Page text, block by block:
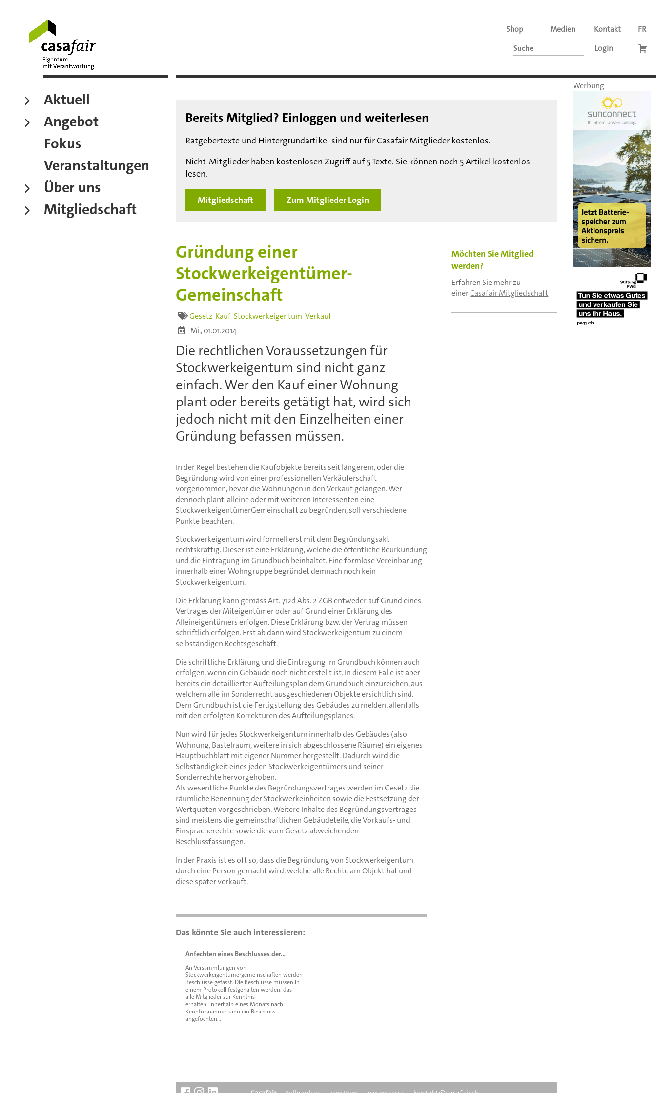
Aktuell
Angebot
Fokus
Veranstaltungen
Über uns
Mitgliedschaft
Shop Medien Kontakt
FR
Login
Bereits Mitglied? Einloggen und weiterlesen
Ratgebertexte und Hintergrundartikel sind nur für Casafair Mitglieder kostenlos.
Nicht-Mitglieder haben kostenlosen Zugriff auf 5 Texte. Sie können noch 5 Artikel kostenlos
lesen.
Mitgliedschaft Zum Mitglieder Login
Gründung einer
Stockwerkeigentümer-
Gemeinschaft
Gesetz Kauf Stockwerkeigentum Verkauf
Mi., 01.01.2014
Die rechtlichen Voraussetzungen für
Stockwerkeigentum sind nicht ganz
einfach. Wer den Kauf einer Wohnung
plant oder bereits getätigt hat, wird sich
jedoch nicht mit den Einzelheiten einer
Gründung befassen müssen.
In der Regel bestehen die Kaufobjekte bereits seit längerem, oder die
Begründung wird von einer professionellen Verkäuferschaft
vorgenommen, bevor die Wohnungen in den Verkauf gelangen. Wer
dennoch plant, alleine oder mit weiteren Interessenten eine
StockwerkeigentümerGemeinschaft zu begründen, soll verschiedene
Punkte beachten.
Stockwerkeigentum wird formell erst mit dem Begründungsakt
rechtskräftig. Dieser ist eine Erklärung, welche die öffentliche Beurkundung
und die Eintragung im Grundbuch beinhaltet. Eine formlose Vereinbarung
innerhalb einer Wohngruppe begründet demnach noch kein
Stockwerkeigentum.
Die Erklärung kann gemäss Art. 712d Abs. 2 ZGB entweder auf Grund eines
Vertrages der Miteigentümer oder auf Grund einer Erklärung des
Alleineigentümers erfolgen. Diese Erklärung bzw. der Vertrag müssen
schriftlich erfolgen. Erst ab dann wird Stockwerkeigentum zu einem
selbständigen Rechtsgeschäft.
Die schriftliche Erklärung und die Eintragung im Grundbuch können auch
erfolgen, wenn ein Gebäude noch nicht erstellt ist. In diesem Falle ist aber
bereits ein detaillierter Aufteilungsplan dem Grundbuch einzureichen, aus
welchem alle im Sonderrecht ausgeschiedenen Objekte ersichtlich sind.
Dem Grundbuch ist die Fertigstellung des Gebäudes zu melden, allenfalls
mit den erfolgten Korrekturen des Aufteilungsplanes.
Nun wird für jedes Stockwerkeigentum innerhalb des Gebäudes (also
Wohnung, Bastelraum, weitere in sich abgeschlossene Räume) ein eigenes
Hauptbuchblatt mit eigener Nummer hergestellt. Dadurch wird die
Selbständigkeit eines jeden Stockwerkeigentümers und seiner
Sonderrechte hervorgehoben.
Als wesentliche Punkte des Begründungsvertrages werden im Gesetz die
räumliche Benennung der Stockwerkeinheiten sowie die Festsetzung der
Wertquoten vorgeschrieben. Weitere Inhalte des Begründungsvertrages
sind meistens die gemeinschaftlichen Gebäudeteile, die Vorkaufs- und
Einspracherechte sowie die vom Gesetz abweichenden
Beschlussfassungen.
In der Praxis ist es oft so, dass die Begründung von Stockwerkeigentum
durch eine Person gemacht wird, welche alle Rechte am Objekt hat und
diese später verkauft.
Anfechten eines Beschlusses der…
An Versammlungen von
Stockwerkeigentümergemeinschaften werden
Beschlüsse gefasst. Die Beschlüsse müssen in
einem Protokoll festgehalten werden, das
alle Mitglieder zur Kenntnis
erhalten. Innerhalb eines Monats nach
Kenntnisnahme kann ein Beschluss
angefochten…
Möchten Sie Mitglied
werden?
Erfahren Sie mehr zu
einerCasafair Mitgliedschaft
Werbung